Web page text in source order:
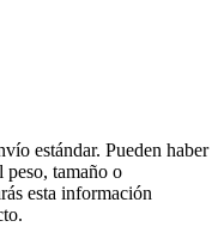
estándar. Pueden haber
peso, tamaño o
esta información